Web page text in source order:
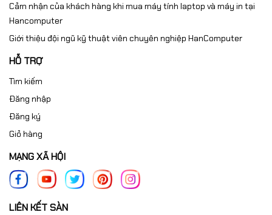
Cảm nhận của khách hàng khi mua máy tính laptop và máy in tại
Hancomputer
Giới thiệu đội ngũ kỹ thuật viên chuyên nghiệp HanComputer
HỖ TRỢ
Tìm kiếm
Đăng nhập
Đăng ký
Giỏ hàng
MẠNG XÃ HỘI
LIÊN KẾT SÀN